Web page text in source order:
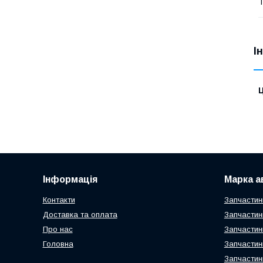
Інформація
Контакти
Доставка та оплата
Про нас
Головна
Марка